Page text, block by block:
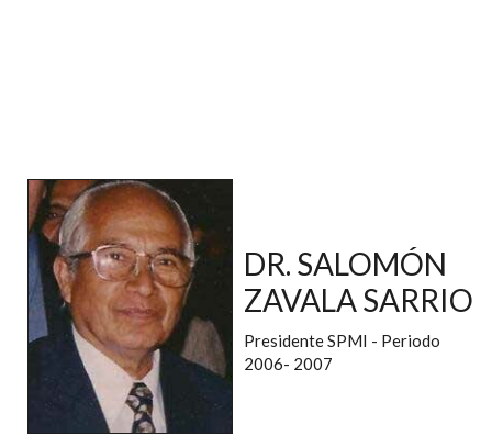
DR. SALOMÓN
ZAVALA SARRIO
Presidente SPMI - Periodo
2006- 2007